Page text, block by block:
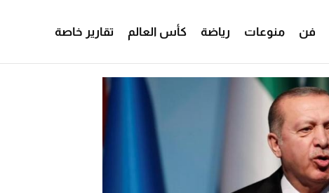
فن منوعات رياضة كأس العالم تقارير خاصة